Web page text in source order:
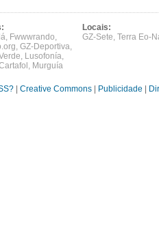
, Fwwwrando,
, GZ-Deportiva,
, Lusofonía,
, Murguía
Locais:
GZ-Sete, Terra Eo-
Creative Commons Publicidade